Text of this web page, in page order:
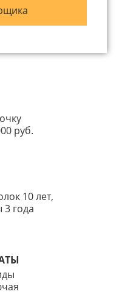
руб.
10 лет,
года